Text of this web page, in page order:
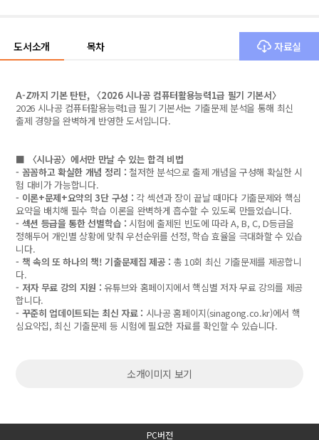
도서소개 목차 자료실
A-Z까지 기본 탄탄, 〈2026 시나공 컴퓨터활용능력1급 필기 기본서〉
2026 시나공 컴퓨터활용능력1급 필기 기본서는 기출문제 분석을 통해 최신
출제 경향을 완벽하게 반영한 도서입니다.
■ 〈시나공〉에서만 만날 수 있는 합격 비법
- 꼼꼼하고 확실한 개념 정리 : 철저한 분석으로 출제 개념을 구성해 확실한 시
험 대비가 가능합니다.
- 이론+문제+요약의 3단 구성 : 각 섹션과 장이 끝날 때마다 기출문제와 핵심
요약을 배치해 필수 학습 이론을 완벽하게 흡수할 수 있도록 만들었습니다.
- 섹션 등급을 통한 선별학습 : 시험에 출제된 빈도에 따라 A, B, C, D등급을
정해두어 개인별 상황에 맞춰 우선순위를 선정, 학습 효율을 극대화할 수 있습
니다.
- 책 속의 또 하나의 책! 기출문제집 제공 : 총 10회 최신 기출문제를 제공합니
다.
- 저자 무료 강의 지원 :유튜브와 홈페이지에서 핵심별 저자 무료 강의를 제공
합니다.
- 꾸준히 업데이트되는 최신 자료 : 시나공 홈페이지(sinagong.co.kr)에서 핵
심요약집, 최신 기출문제 등 시험에 필요한 자료를 확인할 수 있습니다.
소개이미지 보기
PC버전